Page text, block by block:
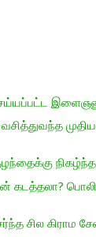
சில கிராம